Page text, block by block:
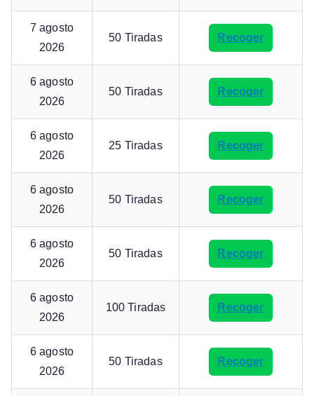
7 agosto
2026
50 Tiradas Recoger
6 agosto
2026
50 Tiradas Recoger
6 agosto
2026
25 Tiradas Recoger
6 agosto
2026
50 Tiradas Recoger
6 agosto
2026
50 Tiradas Recoger
6 agosto
2026
100 Tiradas Recoger
6 agosto
2026
50 Tiradas Recoger